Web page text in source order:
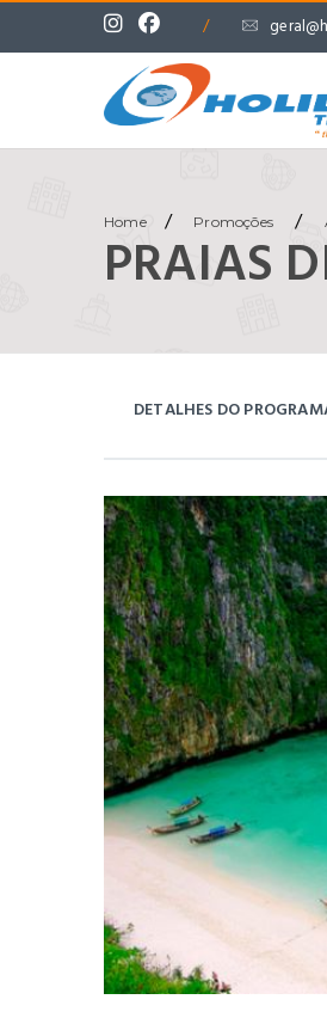
/
Home / Promoções /
PRAIAS
DETALHES DO